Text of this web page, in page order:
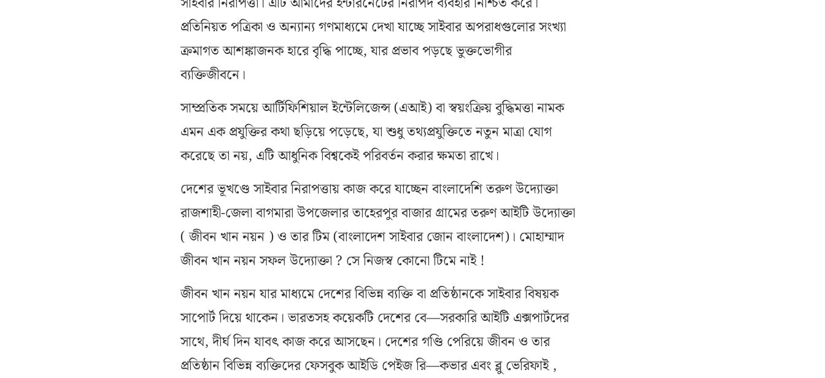
প্রতিনিয়ত পত্রিকা ও অন্যান্য গণমাধ্যমে দেখা যাচ্ছে সাইবার অপরাধগুলোর সংখ্যা
ক্রমাগত আশঙ্কাজনক হারে বৃদ্ধি পাচ্ছে, যার প্রভাব পড়ছে ভুক্তভোগীর
ব্যক্তিজীবনে।
সাম্প্রতিক সময়ে আর্টিফিশিয়াল ইন্টেলিজেন্স (এআই) বা স্বয়ংক্রিয় বুদ্ধিমত্তা নামক
এমন এক প্রযুক্তির কথা ছড়িয়ে পড়েছে, যা শুধু তথ্যপ্রযুক্তিতে নতুন মাত্রা যোগ
করেছে তা নয়, এটি আধুনিক বিশ্বকেই পরিবর্তন করার ক্ষমতা রাখে।
দেশের ভূখণ্ডে সাইবার নিরাপত্তায় কাজ করে যাচ্ছেন বাংলাদেশি তরুণ উদ্যোক্তা
রাজশাহী-জেলা বাগমারা উপজেলার তাহেরপুর বাজার গ্রামের তরুণ আইটি উদ্যোক্তা
( জীবন খান নয়ন ) ও তার টিম (বাংলাদেশ সাইবার জোন বাংলাদেশ)। মোহাম্মাদ
জীবন খান নয়ন সফল উদ্যোক্তা ? সে নিজস্ব কোনো টিমে নাই !
জীবন খান নয়ন যার মাধ্যমে দেশের বিভিন্ন ব্যক্তি বা প্রতিষ্ঠানকে সাইবার বিষয়ক
সাপোর্ট দিয়ে থাকেন। ভারতসহ কয়েকটি দেশের বে—সরকারি আইটি এক্সপার্টদের
সাথে, দীর্ঘ দিন যাবৎ কাজ করে আসছেন। দেশের গণ্ডি পেরিয়ে জীবন ও তার
প্রতিষ্ঠান বিভিন্ন ব্যক্তিদের ফেসবুক আইডি পেইজ রি—কভার এবং ব্লু ভেরিফাই ,